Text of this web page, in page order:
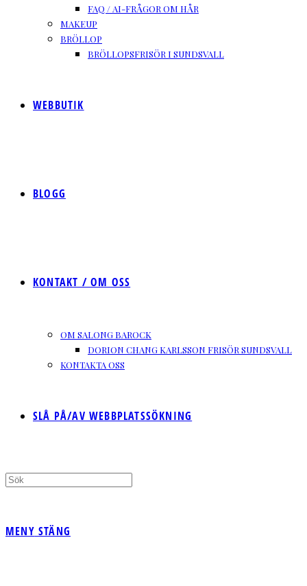
FAQ / AI-FRÅGOR OM HÅR
MAKEUP
BRÖLLOP
BRÖLLOPSFRISÖR I SUNDSVALL
WEBBUTIK
BLOGG
KONTAKT / OM OSS
OM SALONG BAROCK
DORION CHANG KARLSSON FRISÖR SUNDSVALL
KONTAKTA OSS
SLÅ PÅ/AV WEBBPLATSSÖKNING
MENY STÄNG